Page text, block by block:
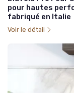
pour hautes
fabriqué en Italie
Voir le détail